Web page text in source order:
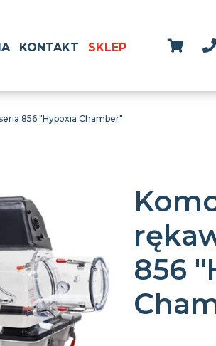
KONTAKT SKLEP
856 "Hypoxia Chamber"
856